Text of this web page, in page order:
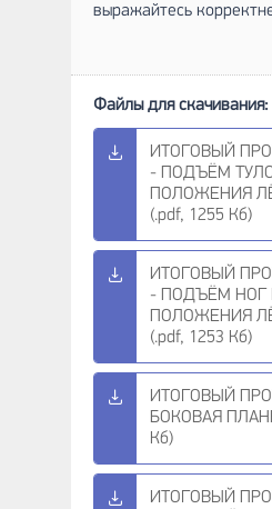
выражайтесь
ИТОГОВЫЙ
- ПОДЪЁМ
ПОЛОЖЕНИЯ
(.pdf, 1255 Кб)
ИТОГОВЫЙ
- ПОДЪЁМ НОГ
ПОЛОЖЕНИЯ
(.pdf, 1253 Кб)
ИТОГОВЫЙ
БОКОВАЯ
Кб)
ИТОГОВЫЙ